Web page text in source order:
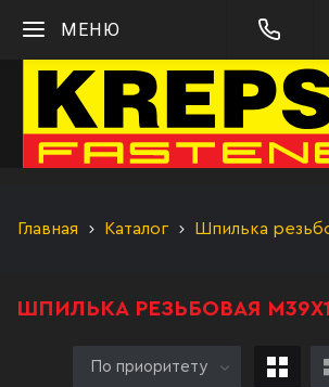
МЕНЮ
Главная Каталог Шпилька
ШПИЛЬКА РЕЗЬБОВАЯ
По приоритету